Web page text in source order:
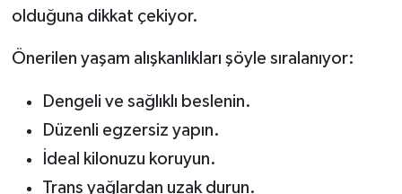
olduğuna dikkat çekiyor.
Önerilen yaşam alışkanlıkları şöyle sıralanıyor:
Dengeli ve sağlıklı beslenin.
Düzenli egzersiz yapın.
İdeal kilonuzu koruyun.
Trans yağlardan uzak durun.